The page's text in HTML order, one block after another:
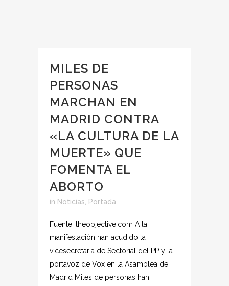
MILES DE
PERSONAS
MARCHAN EN
MADRID CONTRA
«LA CULTURA DE LA
MUERTE» QUE
FOMENTA EL
ABORTO
in Noticias Portada
Fuente: theobjective.com A la
manifestación han acudido la
vicesecretaria de Sectorial del PP y la
portavoz de Vox en la Asamblea de
Madrid Miles de personas han